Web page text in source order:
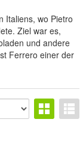
Italiens, wo Pietro
Ziel war es,
und andere
Ferrero einer der